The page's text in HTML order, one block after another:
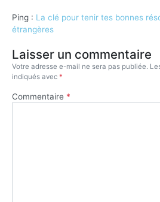
Ping : La clé pour tenir tes bonnes
étrangères
Laisser un commentaire
Votre adresse e-mail ne sera pas publiée.
indiqués avec *
Commentaire *